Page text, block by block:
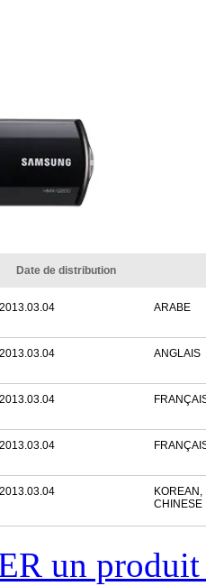
Date de distribution
2013.03.04 ARABE
2013.03.04 ANGLAIS
2013.03.04
2013.03.04
2013.03.04
CHINESE
un